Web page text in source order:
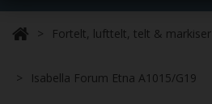
Fortelt, lufttelt, telt & markiser
Isabella Forum Etna A1015/G19